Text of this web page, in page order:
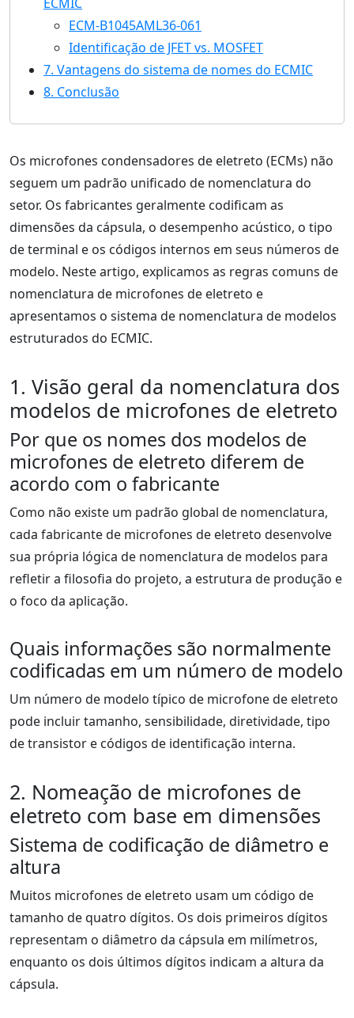
ECM-B1045AML36-061
Identificação de JFET vs. MOSFET
7. Vantagens do sistema de nomes do ECMIC
8. Conclusão
Os microfones condensadores de eletreto (ECMs) não
seguem um padrão unificado de nomenclatura do
setor. Os fabricantes geralmente codificam as
dimensões da cápsula, o desempenho acústico, o tipo
de terminal e os códigos internos em seus números de
modelo. Neste artigo, explicamos as regras comuns de
nomenclatura de microfones de eletreto e
apresentamos o sistema de nomenclatura de modelos
estruturados do ECMIC.
1. Visão geral da nomenclatura dos
modelos de microfones de eletreto
Por que os nomes dos modelos de
microfones de eletreto diferem de
acordo com o fabricante
Como não existe um padrão global de nomenclatura,
cada fabricante de microfones de eletreto desenvolve
sua própria lógica de nomenclatura de modelos para
refletir a filosofia do projeto, a estrutura de produção e
o foco da aplicação.
Quais informações são normalmente
codificadas em um número de modelo
Um número de modelo típico de microfone de eletreto
pode incluir tamanho, sensibilidade, diretividade, tipo
de transistor e códigos de identificação interna.
2. Nomeação de microfones de
eletreto com base em dimensões
Sistema de codificação de diâmetro e
altura
Muitos microfones de eletreto usam um código de
tamanho de quatro dígitos. Os dois primeiros dígitos
representam o diâmetro da cápsula em milímetros,
enquanto os dois últimos dígitos indicam a altura da
cápsula.